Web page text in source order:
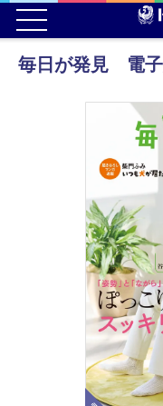
毎日が発見 電
電子